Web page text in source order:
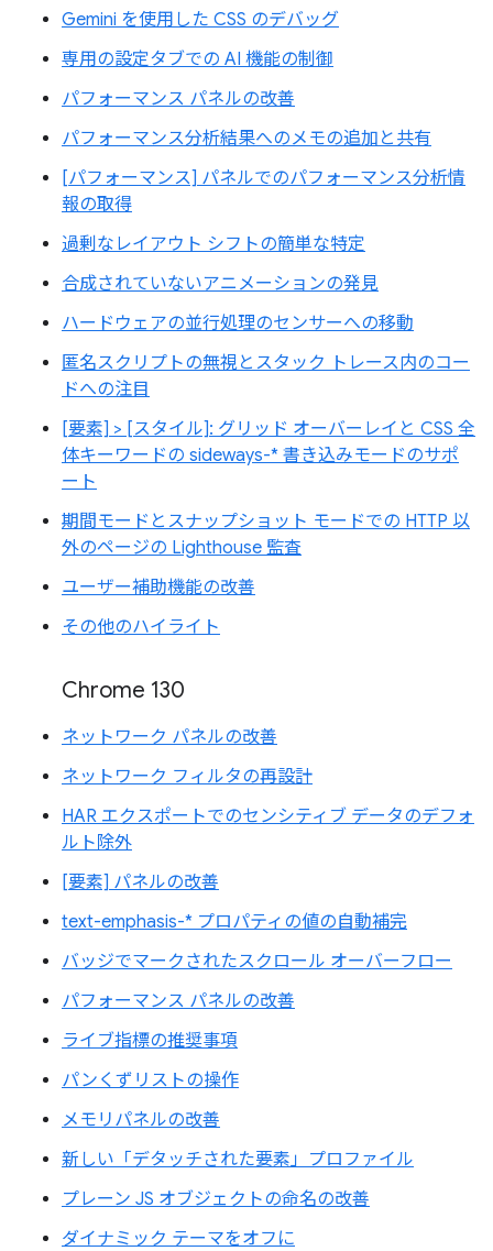
Gemini を使用した CSS のデバッグ
専用の設定タブでの AI 機能の制御
パフォーマンス パネルの改善
パフォーマンス分析結果へのメモの追加と共有
[パフォーマンス] パネルでのパフォーマンス分析情
報の取得
過剰なレイアウト シフトの簡単な特定
合成されていないアニメーションの発見
ハードウェアの並行処理のセンサーへの移動
匿名スクリプトの無視とスタック トレース内のコー
ドへの注目
[要素] > [スタイル]: グリッド オーバーレイと CSS 全
体キーワードの sideways-* 書き込みモードのサポ
ート
期間モードとスナップショット モードでの HTTP 以
外のページの Lighthouse 監査
ユーザー補助機能の改善
その他のハイライト
Chrome 130
ネットワーク パネルの改善
ネットワーク フィルタの再設計
HAR エクスポートでのセンシティブ データのデフォ
ルト除外
[要素] パネルの改善
text-emphasis-* プロパティの値の自動補完
バッジでマークされたスクロール オーバーフロー
パフォーマンス パネルの改善
ライブ指標の推奨事項
パンくずリストの操作
メモリパネルの改善
新しい「デタッチされた要素」プロファイル
プレーン JS オブジェクトの命名の改善
ダイナミック テーマをオフに